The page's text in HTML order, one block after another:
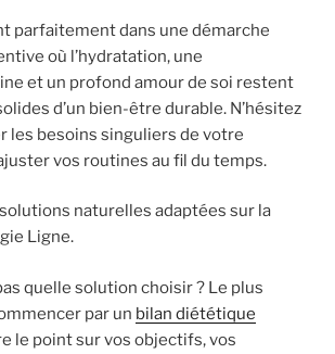
parfaitement dans une démarche
où l’hydratation, une
et un profond amour de soi restent
d’un bien-être durable. N’hésitez
les besoins singuliers de votre
vos routines au fil du temps.
naturelles adaptées sur la
Ligne.
quelle solution choisir ? Le plus
par un bilan diététique
le point sur vos objectifs, vos